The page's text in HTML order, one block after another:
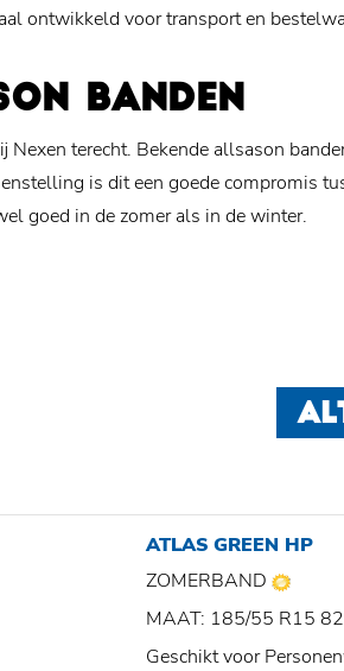
ontwikkeld voor transport en
BANDEN
Nexen terecht. Bekende allsason
is dit een goede compromis
goed in de zomer als in de winter.
ATLAS GREEN HP
ZOMERBAND
MAAT: 185/55 R15
Geschikt voor